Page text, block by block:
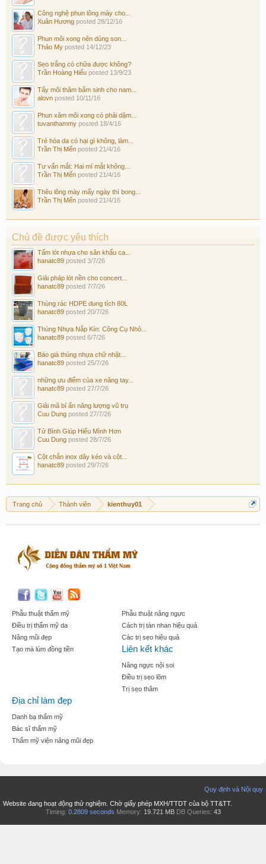
Công nghệ phun lông mày cho...
Xuân Hương posted 28/12/16
Phun môi xong nên dùng son...
Thảo My posted 14/12/23
Sẹo trắng có chữa được không?
Trần Hoàng Hiếu posted 13/9/23
Tẩy môi thâm bẩm sinh cho nam...
alovn posted 10/11/16
Phun xăm môi xong có phải dặm...
tuvanthammy posted 18/4/16
Trẻ hóa da có hại gì không, làm...
Trần Thị Mến posted 21/4/16
Tư vấn mắt: Hai mí mắt không...
Trần Thị Mến posted 21/4/16
Thêu lông mày mấy ngày thì bong...
Trần Thị Mến posted 21/4/16
Chủ đề được yêu thích
Tấm lót nhựa cho sân khấu ca...
hanatc89 posted 3/7/26
Giải pháp lót nền cho concert...
hanatc89 posted 7/7/26
Thùng rác HDPE dung tích 80L
hanatc89 posted 20/7/26
Thùng Nhựa Nắp Kín: Công Cụ Nhỏ...
hanatc89 posted 6/7/26
Báo giá thùng nhựa chữ nhật...
hanatc89 posted 25/7/26
những ưu điểm của xe nâng tay...
hanatc89 posted 27/7/26
Giải mã bí ẩn năng lượng vũ trụ
Cuu Dung posted 27/7/26
Tử Bình Giúp Hiểu Mình Hơn
Cuu Dung posted 28/7/26
Cột chắn inox dây kéo và cột...
hanatc89 posted 29/7/26
Trang chủ Thành viên kienthuy01
Phẫu thuật thẩm mỹ
Điều trị thẩm mỹ da
Nâng mũi đẹp
Tạo mà lúm đồng tiền
Phẫu thuật nâng ngực
Cách trị tàn nhan hiệu quả
Các trị sẹo hiệu quả
Liên kết khác
Nâng ngực nội soi
Điều trị sẹo lõm
Trị sẹo thâm
Địa chỉ làm đẹp
Danh bạ thẩm mỹ
Bác sĩ thẩm mỹ
Thẩm mỹ viện nâng mũi đẹp
Quy định và Nội quy
Website đang hoạt động thử nghiệm. Chờ giấy phép MXH/TTDT của bộ TT&TT.
Timing: 0.2809 seconds Memory: 19.721 MB DB Queries: 43